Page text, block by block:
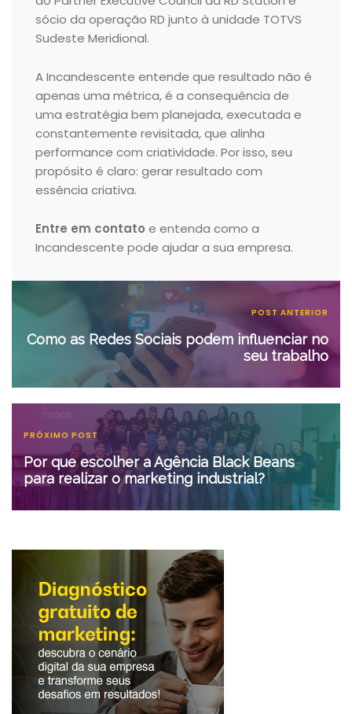
sócio da operação RD junto à unidade TOTVS
Sudeste Meridional.
A Incandescente entende que resultado não é
apenas uma métrica, é a consequência de
uma estratégia bem planejada, executada e
constantemente revisitada, que alinha
performance com criatividade. Por isso, seu
propósito é claro: gerar resultado com
essência criativa.
Entre em contato e entenda como a
Incandescente pode ajudar a sua empresa.
POST ANTERIOR
Como as Redes Sociais podem influenciar no
seu trabalho
PRÓXIMO POST
Por que escolher a Agência Black Beans
para realizar o marketing industrial?